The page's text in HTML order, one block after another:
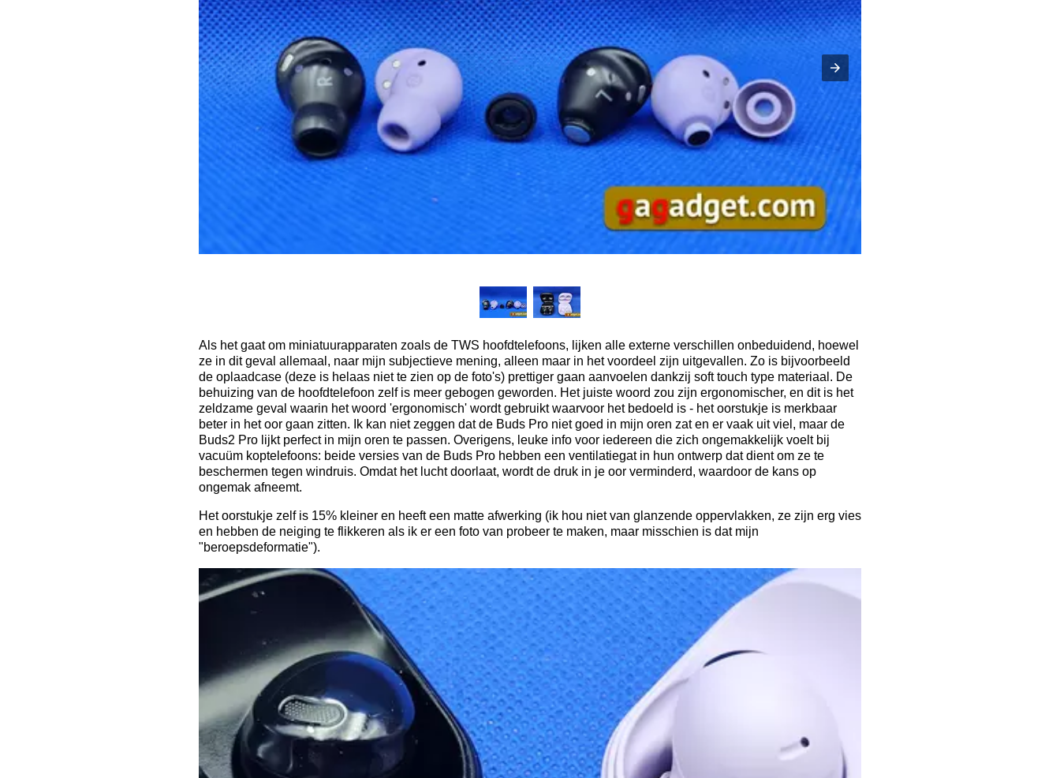
Als het gaat om miniatuurapparaten zoals de TWS hoofdtelefoons, lijken alle externe verschillen onbeduidend, hoewel
ze in dit geval allemaal, naar mijn subjectieve mening, alleen maar in het voordeel zijn uitgevallen. Zo is bijvoorbeeld
de oplaadcase (deze is helaas niet te zien op de foto's) prettiger gaan aanvoelen dankzij soft touch type materiaal. De
behuizing van de hoofdtelefoon zelf is meer gebogen geworden. Het juiste woord zou zijn ergonomischer, en dit is het
zeldzame geval waarin het woord 'ergonomisch' wordt gebruikt waarvoor het bedoeld is - het oorstukje is merkbaar
beter in het oor gaan zitten. Ik kan niet zeggen dat de Buds Pro niet goed in mijn oren zat en er vaak uit viel, maar de
Buds2 Pro lijkt perfect in mijn oren te passen. Overigens, leuke info voor iedereen die zich ongemakkelijk voelt bij
vacuüm koptelefoons: beide versies van de Buds Pro hebben een ventilatiegat in hun ontwerp dat dient om ze te
beschermen tegen windruis. Omdat het lucht doorlaat, wordt de druk in je oor verminderd, waardoor de kans op
ongemak afneemt.
Het oorstukje zelf is 15% kleiner en heeft een matte afwerking (ik hou niet van glanzende oppervlakken, ze zijn erg vies
en hebben de neiging te flikkeren als ik er een foto van probeer te maken, maar misschien is dat mijn
"beroepsdeformatie").